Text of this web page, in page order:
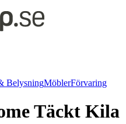
BelysningMöblerFörvaring
Täckt Kila